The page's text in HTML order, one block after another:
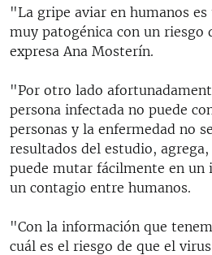
"La gripe aviar en humanos
muy patogénica con un
expresa Ana Mosterín.
"Por otro lado
persona infectada no puede
personas y la enfermedad no
resultados del estudio,
puede mutar fácilmente en
un contagio entre humanos.
"Con la información que
cuál es el riesgo de que el